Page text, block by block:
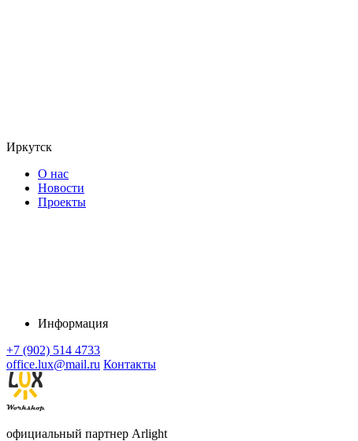
Иркутск
О нас
Новости
Проекты
Информация
+7 (902) 514 4733
office.lux@mail.ru Контакты
официальный партнер Arlight